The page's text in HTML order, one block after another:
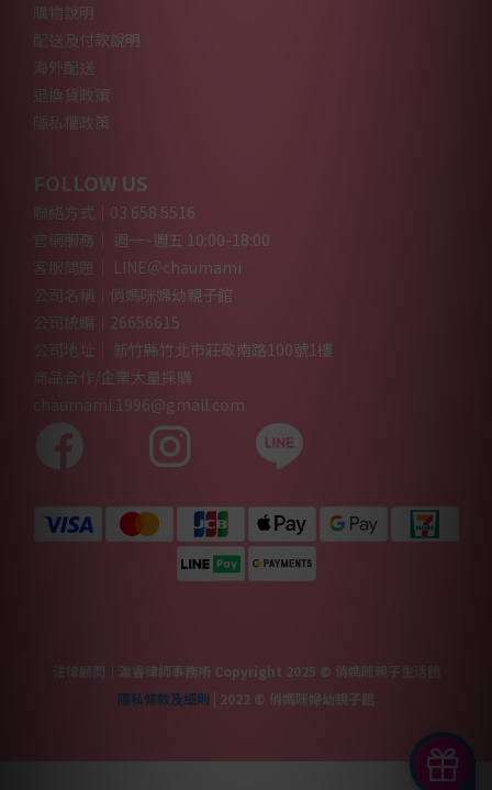
購物說明
配送及付款說明
海外配送
退換貨政策
隱私權政策
FOLLOW US
聯絡方式｜03 658 5516
官網服務｜ 週一~週五 10:00-18:00
客服問題｜ LINE＠chaumami
公司名稱｜俏媽咪婦幼親子館
公司統編｜26656615
公司地址｜ 新竹縣竹北市莊敬南路100號1樓
商品合作/企業大量採購
chaumami.1996@gmail.com
法律顧問｜瀛睿律師事務所 Copyright 2025 © 俏媽咪親子生活館
隱私條款及細則 | 2022 © 俏媽咪婦幼親子館